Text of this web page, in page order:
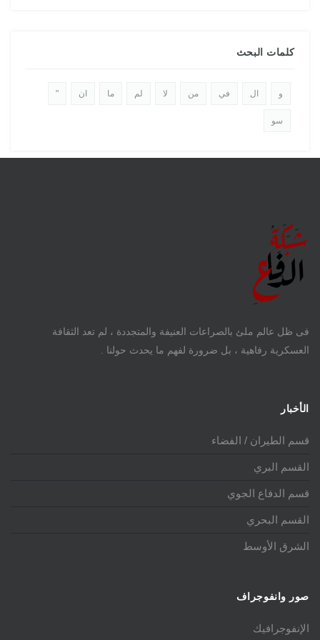
كلمات البحث
و ال في من لا لم ما ان "
سو
فى ظل عالم ملئ بالصراعات العنيفة والمتجددة ، لم تعد الثقافة
العسكرية رفاهية ، بل ضرورة لفهم ما يحدث حولنا .
الأخبار
قسم الطيران / الفضاء
القسم البري
قسم الدفاع الجوي
القسم البحري
الشرق الأوسط
صور وانفوجراف
الإنفوجرافيك